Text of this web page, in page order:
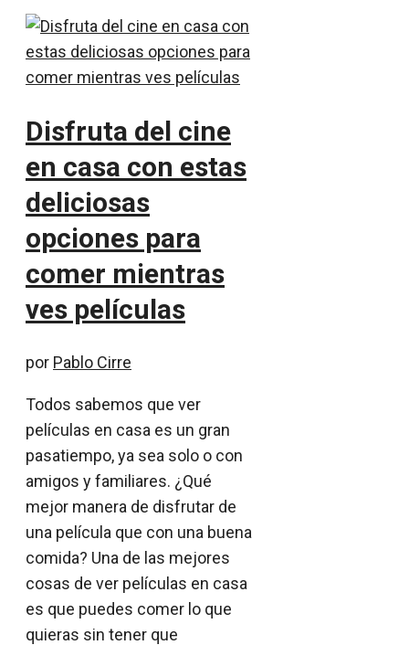
Disfruta del cine
en casa con estas
deliciosas
opciones para
comer mientras
ves películas
por Pablo Cirre
Todos sabemos que ver
películas en casa es un gran
pasatiempo, ya sea solo o con
amigos y familiares. ¿Qué
mejor manera de disfrutar de
una película que con una buena
comida? Una de las mejores
cosas de ver películas en casa
es que puedes comer lo que
quieras sin tener que